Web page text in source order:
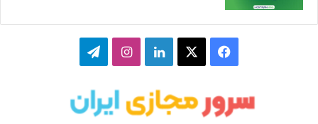
فیسبوک ایکسلینکدایناینستاگرامتلگرام